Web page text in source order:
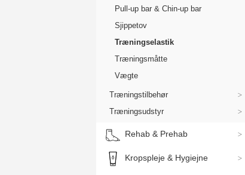
Pull-up bar & Chin-up bar
Sjippetov
Træningselastik
Træningsmåtte
Vægte
Træningstilbehør
Træningsudstyr
Rehab & Prehab
Kropspleje & Hygiejne